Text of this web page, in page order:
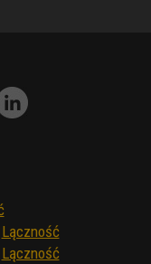
Lączność
Lączność